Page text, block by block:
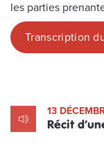
les parties
Transcription
13
Récit